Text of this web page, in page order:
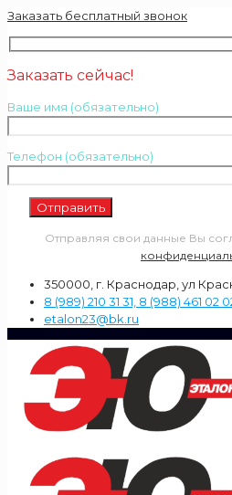
Заказать бесплатный звонок
Заказать сейчас!
Ваше имя (обязательно)
Телефон (обязательно)
Отправляя свои данные Вы
350000, г. Краснодар, ул
8 (989) 210 31 31, 8 (988) 461 02
etalon23@bk.ru